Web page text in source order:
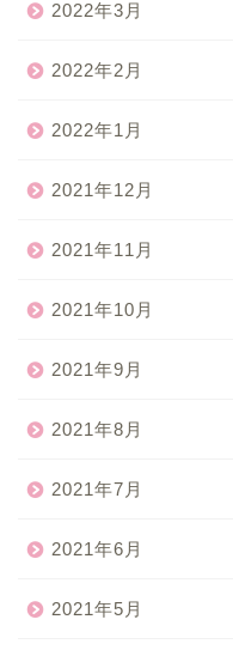
2022年3月
2022年2月
2022年1月
2021年12月
2021年11月
2021年10月
2021年9月
2021年8月
2021年7月
2021年6月
2021年5月